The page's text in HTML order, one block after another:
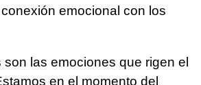
emocional con los
las emociones que rigen el
en el momento del